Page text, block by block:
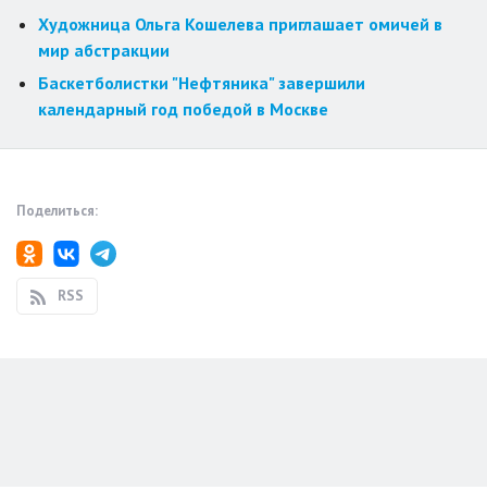
Художница Ольга Кошелева приглашает омичей в
мир абстракции
Баскетболистки "Нефтяника" завершили
календарный год победой в Москве
Поделиться:
RSS